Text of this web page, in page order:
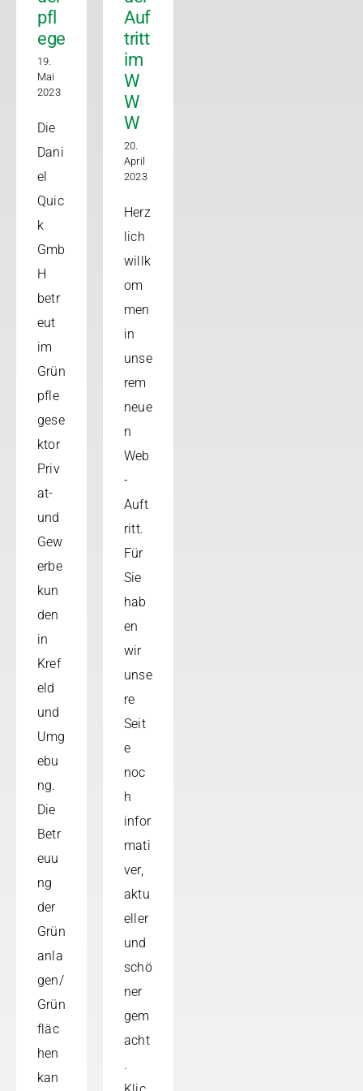
pfl
ege
19.
Mai
2023
Die
Dani
el
Quic
k
Gmb
H
betr
eut
im
Grün
pfle
gese
ktor
Priv
at-
und
Gew
erbe
kun
den
in
Kref
eld
und
Umg
ebu
ng.
Die
Betr
euu
ng
der
Grün
anla
gen/
Grün
fläc
hen
kan
Auf
tritt
im
W
W
W
20.
April
2023
Herz
lich
willk
om
men
in
unse
rem
neue
n
Web
-
Auft
ritt.
Für
Sie
hab
en
wir
unse
re
Seit
e
noc
h
infor
mati
ver,
aktu
eller
und
schö
ner
gem
acht
.